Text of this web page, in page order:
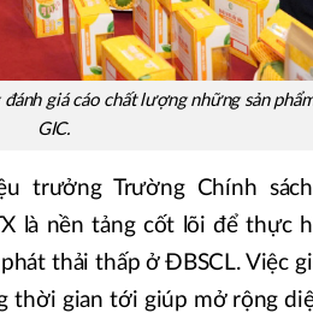
giá cáo chất lượng những sản
GIC.
trưởng Trường Chính
là nền tảng cốt lõi để thực
thải thấp ở ĐBSCL. Việc
thời gian tới giúp mở rộng